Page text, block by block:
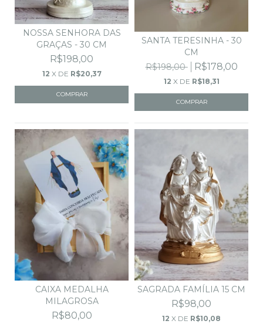
NOSSA SENHORA DAS
GRAÇAS - 30 CM
R$198,00
12 X DE R$20,37
SANTA TERESINHA - 30
CM
R$198,00
R$178,00
12 X DE R$18,31
CAIXA MEDALHA
MILAGROSA
R$80,00
SAGRADA FAMÍLIA 15 CM
R$98,00
12 X DE R$10,08